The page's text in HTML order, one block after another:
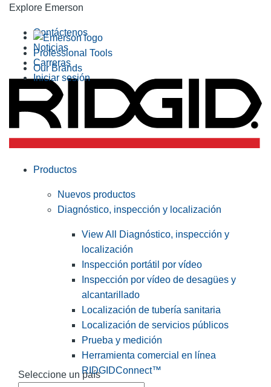
Explore Emerson
Professional Tools
Our Brands
Contáctenos
Noticias
Carreras
Iniciar sesión
Seleccione un país
Productos
Nuevos productos
Diagnóstico, inspección y localización
View All Diagnóstico, inspección y
localización
Inspección portátil por vídeo
Inspección por vídeo de desagües y
alcantarillado
Localización de tubería sanitaria
Localización de servicios públicos
Prueba y medición
Herramienta comercial en línea
RIDGIDConnect™